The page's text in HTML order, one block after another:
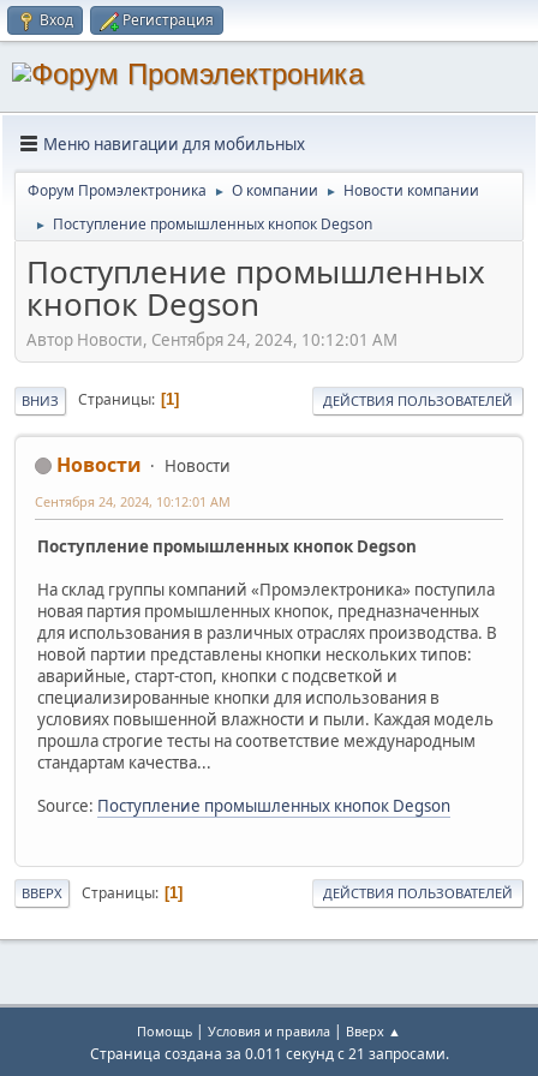
Вход Регистрация
Меню навигации для мобильных
Форум Промэлектроника ► О компании ► Новости компании
► Поступление промышленных кнопок Degson
Поступление промышленных
кнопок Degson
Автор Новости, Сентября 24, 2024, 10:12:01 AM
ВНИЗ Страницы 1 ДЕЙСТВИЯ ПОЛЬЗОВАТЕЛЕЙ
Новости Новости
Сентября 24, 2024, 10:12:01 AM
Поступление промышленных кнопок Degson
На склад группы компаний «Промэлектроника» поступила
новая партия промышленных кнопок, предназначенных
для использования в различных отраслях производства. В
новой партии представлены кнопки нескольких типов:
аварийные, старт-стоп, кнопки с подсветкой и
специализированные кнопки для использования в
условиях повышенной влажности и пыли. Каждая модель
прошла строгие тесты на соответствие международным
стандартам качества...
Source: Поступление промышленных кнопок Degson
ВВЕРХ Страницы 1 ДЕЙСТВИЯ ПОЛЬЗОВАТЕЛЕЙ
Помощь Условия и правила Вверх ▲
Страница создана за 0.011 секунд с 21 запросами.